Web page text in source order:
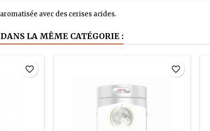
avec des cerises acides.
LA MÊME CATÉGORIE :
favorite_border favorite_border